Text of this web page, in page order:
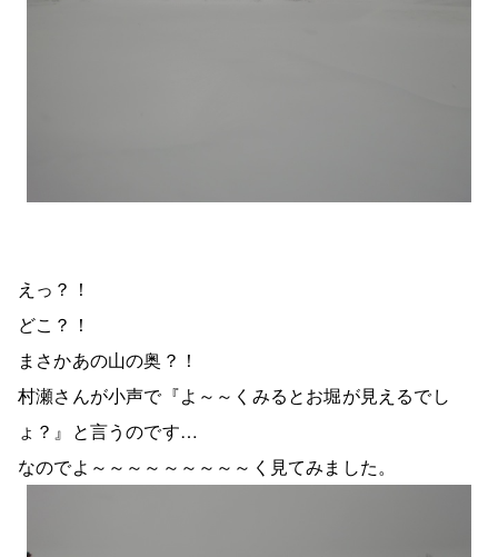
えっ？！
どこ？！
まさかあの山の奥？！
村瀬さんが小声で『よ～～くみるとお堀が見えるでし
ょ？』と言うのです…
なのでよ～～～～～～～～～く見てみました。